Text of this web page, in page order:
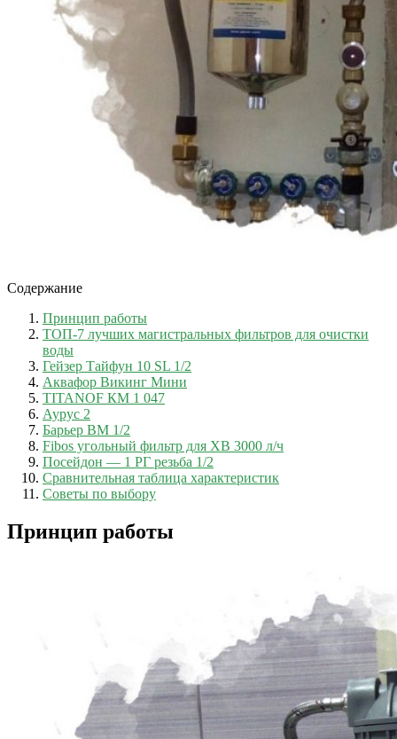
Содержание
Принцип работы
ТОП-7 лучших магистральных фильтров для очистки
воды
Гейзер Тайфун 10 SL 1/2
Аквафор Викинг Мини
TITANOF КМ 1 047
Аурус 2
Барьер BM 1/2
Fibos угольный фильтр для ХВ 3000 л/ч
Посейдон — 1 РГ резьба 1/2
Сравнительная таблица характеристик
Советы по выбору
Принцип работы